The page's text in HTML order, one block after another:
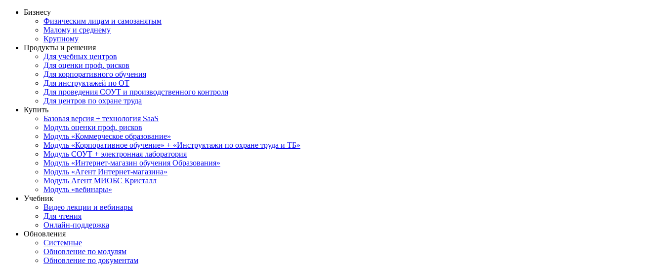
Бизнесу
Физическим лицам и самозанятым
Малому и среднему
Крупному
Продукты и решения
Для учебных центров
Для оценки проф. рисков
Для корпоративного обучения
Для инструктажей по ОТ
Для проведения СОУТ и производственного контроля
Для центров по охране труда
Купить
Базовая версия + технология SaaS
Модуль оценки проф. рисков
Модуль «Коммерческое образование»
Модуль «Корпоративное обучение» + «Инструктажи по охране труда и ТБ»
Модуль СОУТ + электронная лаборатория
Модуль «Интернет-магазин обучения Образования»
Модуль «Агент Интернет-магазина»
Модуль Агент МИОБС Кристалл
Модуль «вебинары»
Учебник
Видео лекции и вебинары
Для чтения
Онлайн-поддержка
Обновления
Системные
Обновление по модулям
Обновление по документам